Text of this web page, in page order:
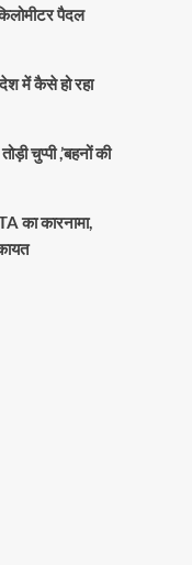
पैदल
में कैसे हो रहा
चुप्पी ,’बहनों की
का कारनामा,